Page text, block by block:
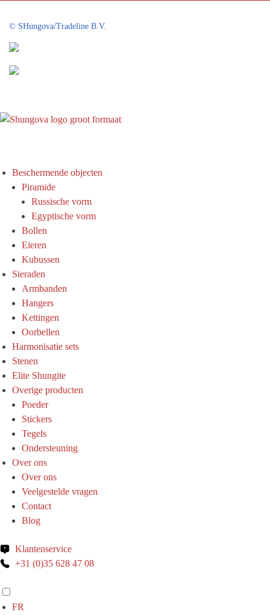
© SHungova/Tradeline B.V.
Beschermende objecten
Piramide
Russische vorm
Egyptische vorm
Bollen
Eieren
Kubussen
Sieraden
Armbanden
Hangers
Kettingen
Oorbellen
Harmonisatie sets
Stenen
Elite Shungite
Overige producten
Poeder
Stickers
Tegels
Ondersteuning
Over ons
Over ons
Veelgestelde vragen
Contact
Blog
Klantenservice
+31 (0)35 628 47 08
FR